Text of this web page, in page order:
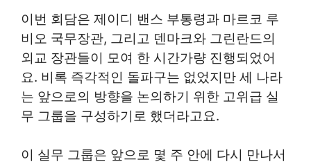
이번 회담은 제이디 밴스 부통령과 마르코 루
비오 국무장관, 그리고 덴마크와 그린란드의
외교 장관들이 모여 한 시간가량 진행되었어
요. 비록 즉각적인 돌파구는 없었지만 세 나라
는 앞으로의 방향을 논의하기 위한 고위급 실
무 그룹을 구성하기로 했더라고요.
이 실무 그룹은 앞으로 몇 주 안에 다시 만나서